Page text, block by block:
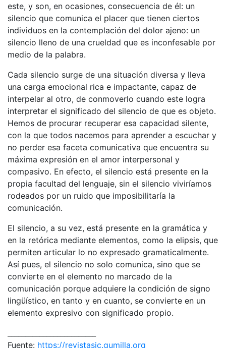
este, y son, en ocasiones, consecuencia de él: un
silencio que comunica el placer que tienen ciertos
individuos en la contemplación del dolor ajeno: un
silencio lleno de una crueldad que es inconfesable por
medio de la palabra.
Cada silencio surge de una situación diversa y lleva
una carga emocional rica e impactante, capaz de
interpelar al otro, de conmoverlo cuando este logra
interpretar el significado del silencio de que es objeto.
Hemos de procurar recuperar esa capacidad silente,
con la que todos nacemos para aprender a escuchar y
no perder esa faceta comunicativa que encuentra su
máxima expresión en el amor interpersonal y
compasivo. En efecto, el silencio está presente en la
propia facultad del lenguaje, sin el silencio viviríamos
rodeados por un ruido que imposibilitaría la
comunicación.
El silencio, a su vez, está presente en la gramática y
en la retórica mediante elementos, como la elipsis, que
permiten articular lo no expresado gramaticalmente.
Así pues, el silencio no solo comunica, sino que se
convierte en el elemento no marcado de la
comunicación porque adquiere la condición de signo
lingüístico, en tanto y en cuanto, se convierte en un
elemento expresivo con significado propio.
Fuente: https://revistasic.gumilla.org